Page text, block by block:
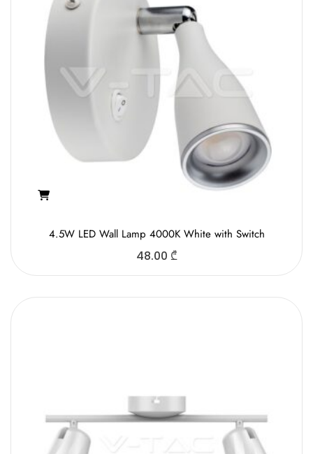
4.5W LED Wall Lamp 4000K White with Switch
48.00 ₾